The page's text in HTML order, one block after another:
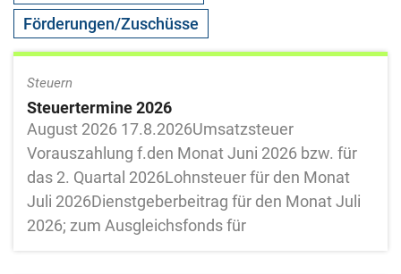
Förderungen/Zuschüsse
Steuern
Steuertermine 2026
August 2026 17.8.2026Umsatzsteuer
Vorauszahlung f.den Monat Juni 2026 bzw. für
das 2. Quartal 2026Lohnsteuer für den Monat
Juli 2026Dienstgeberbeitrag für den Monat Juli
2026; zum Ausgleichsfonds für